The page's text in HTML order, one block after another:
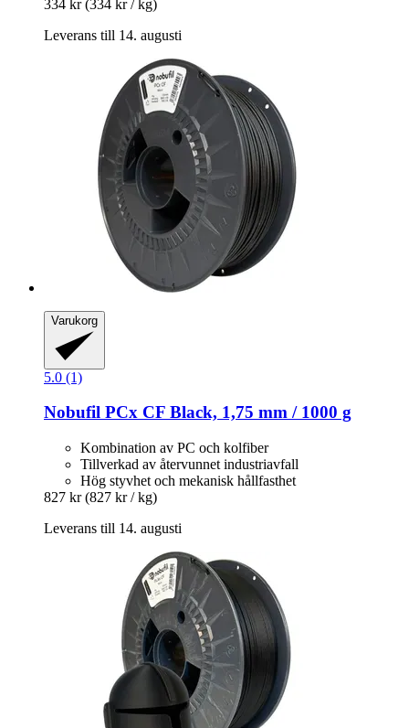
334 kr (334 kr / kg)
Leverans till 14. augusti
Varukorg
5.0 (1)
Nobufil PCx CF Black, 1,75 mm / 1000 g
Kombination av PC och kolfiber
Tillverkad av återvunnet industriavfall
Hög styvhet och mekanisk hållfasthet
827 kr (827 kr / kg)
Leverans till 14. augusti